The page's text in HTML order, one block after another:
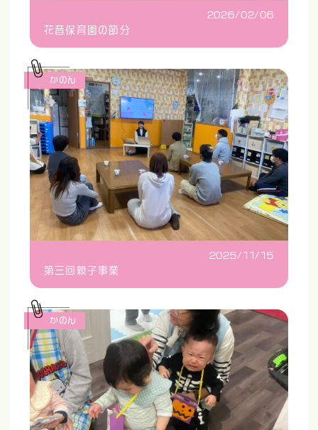
2026/02/06
花音保育園の節分
2025/11/15
第三回親子事業
かのん
かのん